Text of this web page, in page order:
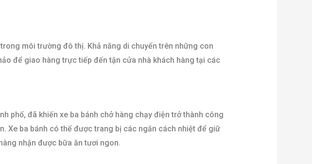
môi trường đô thị. Khả năng di chuyển trên những con
để giao hàng trực tiếp đến tận cửa nhà khách hàng tại các
phố, đã khiến xe ba bánh chở hàng chạy điện trở thành công
Xe ba bánh có thể được trang bị các ngăn cách nhiệt để giữ
nhận được bữa ăn tươi ngon.